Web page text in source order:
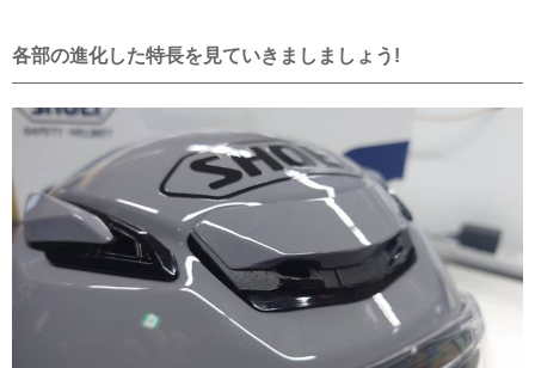
各部の進化した特長を見ていきましましょう!